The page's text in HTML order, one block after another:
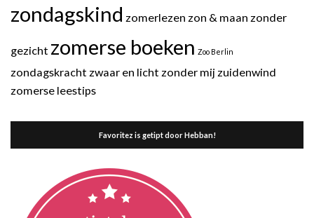
zondagskind zomerlezen zon & maan zonder
gezicht zomerse boeken Zoo Berlin
zondagskracht zwaar en licht zonder mij zuidenwind
zomerse leestips
Favoritez is getipt door Hebban!